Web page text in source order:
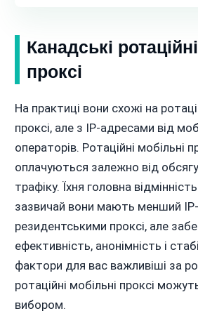
Канадські
проксі
На практиці вони схожі на
проксі, але з IP-адресами від
операторів. Ротаційні мобільні
оплачуються залежно від
трафіку. Їхня головна
зазвичай вони мають менший IP-
резидентськими проксі, але
ефективність, анонімність і
фактори для вас важливіші за
ротаційні мобільні проксі
вибором.